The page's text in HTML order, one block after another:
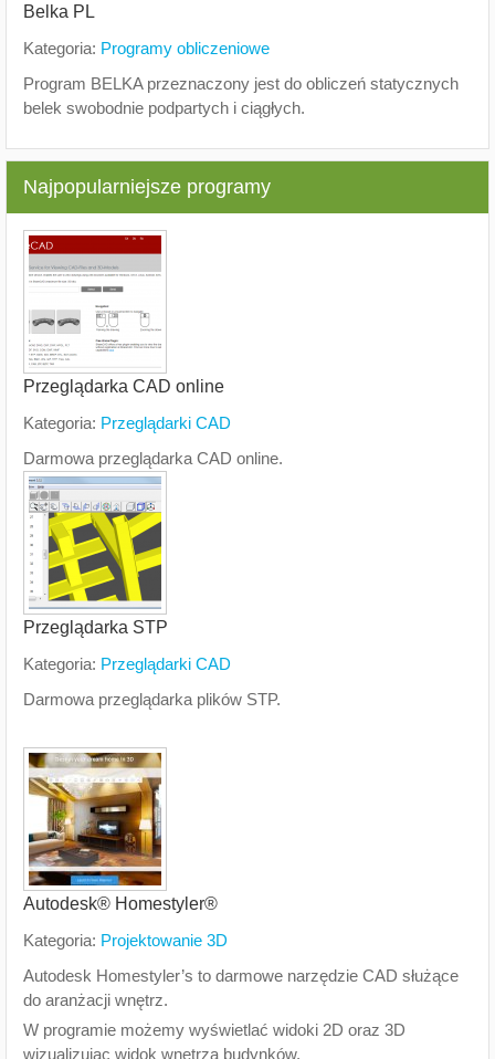
Belka PL
Kategoria: Programy obliczeniowe
Program BELKA przeznaczony jest do obliczeń statycznych
belek swobodnie podpartych i ciągłych.
Najpopularniejsze programy
Przeglądarka CAD online
Kategoria: Przeglądarki CAD
Darmowa przeglądarka CAD online.
Przeglądarka STP
Kategoria: Przeglądarki CAD
Darmowa przeglądarka plików STP.
Autodesk® Homestyler®
Kategoria: Projektowanie 3D
Autodesk Homestyler’s to darmowe narzędzie CAD służące
do aranżacji wnętrz.
W programie możemy wyświetlać widoki 2D oraz 3D
wizualizując widok wnętrza budynków.